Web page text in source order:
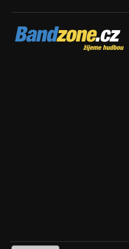
Bandzone.cz
žijeme hudbou